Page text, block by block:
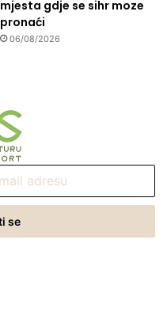
mjesta gdje se sihr moze
pronaći
06/08/2026